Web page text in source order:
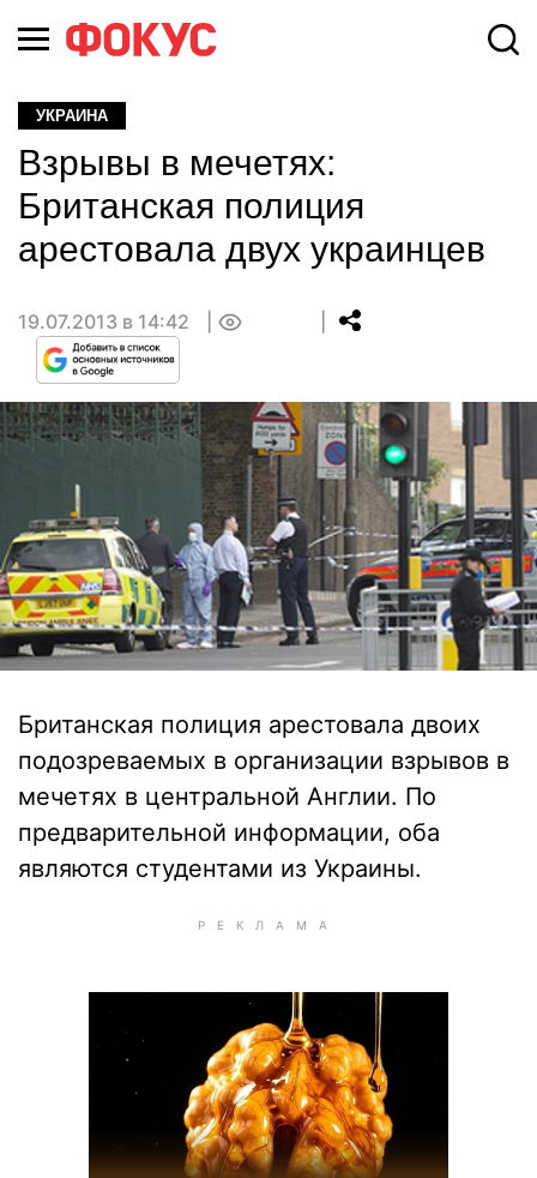
УКРАИНА
Взрывы в мечетях:
Британская полиция
арестовала двух украинцев
19.07.2013 в 14:42
Британская полиция арестовала двоих
подозреваемых в организации взрывов в
мечетях в центральной Англии. По
предварительной информации, оба
являются студентами из Украины.